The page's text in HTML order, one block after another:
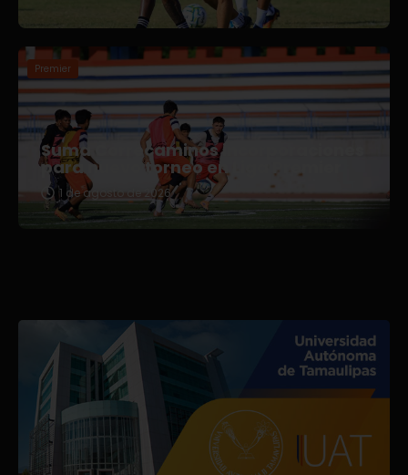
Premier
Suma Correcaminos incorporaciones
para nuevo torneo en Liga Premier
1 de agosto de 2026